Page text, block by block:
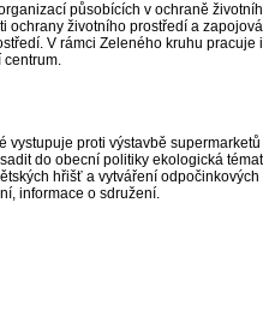
působících v ochraně
ochrany životního prostředí a
V rámci Zeleného kruhu pracuje
centrum.
vystupuje proti výstavbě
do obecní politiky ekologická
hřišť a vytváření
informace o sdružení.